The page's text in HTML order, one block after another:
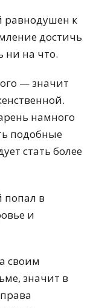
к
достичь
ни на что.
— значит
намного
подобные
стать более
в
и
своим
значит в